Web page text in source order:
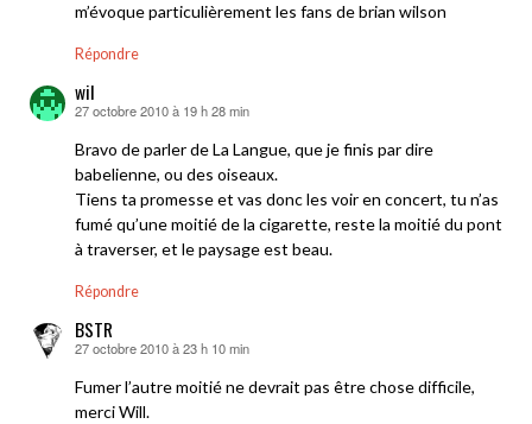
m’évoque particulièrement les fans de brian wilson
Répondre
wil
dit :
27 octobre 2010 à 19 h 28 min
Bravo de parler de La Langue, que je finis par dire
babelienne, ou des oiseaux.
Tiens ta promesse et vas donc les voir en concert, tu n’as
fumé qu’une moitié de la cigarette, reste la moitié du pont
à traverser, et le paysage est beau.
Répondre
BSTR
dit :
27 octobre 2010 à 23 h 10 min
Fumer l’autre moitié ne devrait pas être chose difficile,
merci Will.